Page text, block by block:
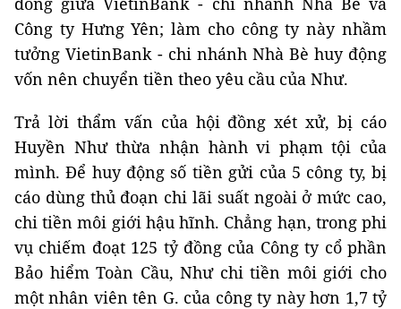
Công ty Hưng Yên; làm cho công ty này nhầm
tưởng VietinBank - chi nhánh Nhà Bè huy động
vốn nên chuyển tiền theo yêu cầu của Như.
Trả lời thẩm vấn của hội đồng xét xử, bị cáo
Huyền Như thừa nhận hành vi phạm tội của
mình. Để huy động số tiền gửi của 5 công ty, bị
cáo dùng thủ đoạn chi lãi suất ngoài ở mức cao,
chi tiền môi giới hậu hĩnh. Chẳng hạn, trong phi
vụ chiếm đoạt 125 tỷ đồng của Công ty cổ phần
Bảo hiểm Toàn Cầu, Như chi tiền môi giới cho
một nhân viên tên G. của công ty này hơn 1,7 tỷ